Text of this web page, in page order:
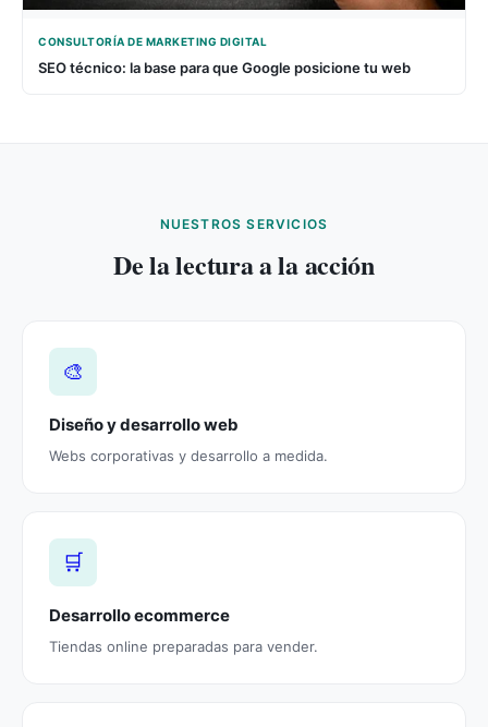
CONSULTORÍA DE MARKETING DIGITAL
SEO técnico: la base para que Google posicione tu web
NUESTROS SERVICIOS
De la lectura a la acción
🎨
Diseño y desarrollo web
Webs corporativas y desarrollo a medida.
🛒
Desarrollo ecommerce
Tiendas online preparadas para vender.